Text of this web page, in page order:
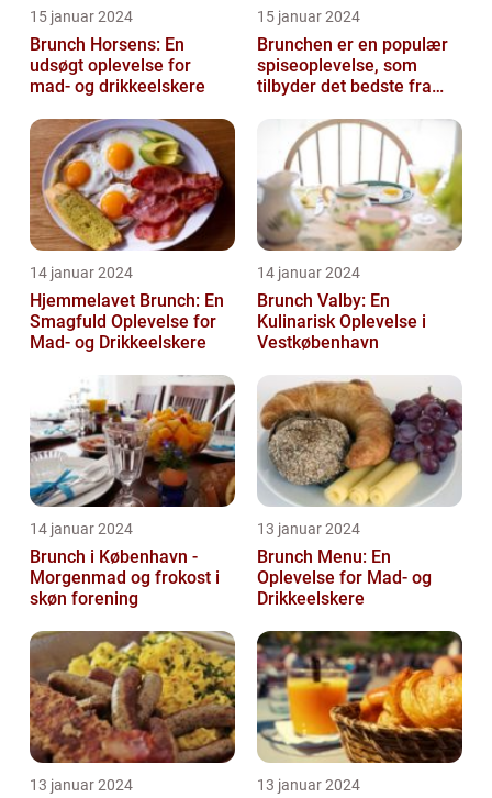
15 januar 2024
Brunch Horsens: En
udsøgt oplevelse for
mad- og drikkeelskere
15 januar 2024
Brunchen er en populær
spiseoplevelse, som
tilbyder det bedste fra
frokost
14 januar 2024
Hjemmelavet Brunch: En
Smagfuld Oplevelse for
Mad- og Drikkeelskere
14 januar 2024
Brunch Valby: En
Kulinarisk Oplevelse i
Vestkøbenhavn
14 januar 2024
Brunch i København -
Morgenmad og frokost i
skøn forening
13 januar 2024
Brunch Menu: En
Oplevelse for Mad- og
Drikkeelskere
13 januar 2024 13 januar 2024